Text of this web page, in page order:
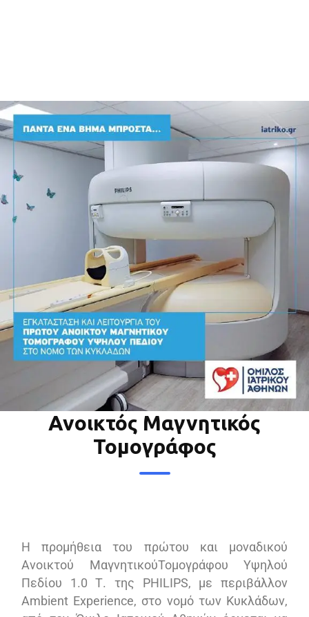
Ανοικτός Μαγνητικός
Τομογράφος
Η προμήθεια του πρώτου και μοναδικού
Ανοικτού ΜαγνητικούΤομογράφου Υψηλού
Πεδίου 1.0 Τ. της PHILIPS, με περιβάλλον
Ambient Experience, στο νομό των Κυκλάδων,